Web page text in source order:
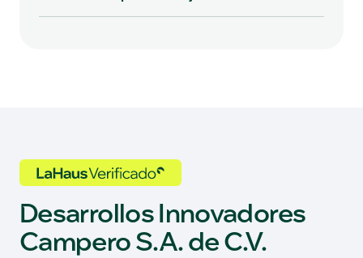
Desarrollos Innovadores
Campero S.A. de C.V.